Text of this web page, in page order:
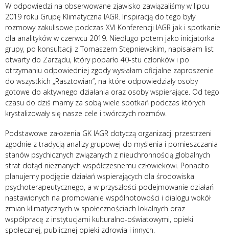
W odpowiedzi na obserwowane zjawisko zawiązaliśmy w lipcu
2019 roku Grupę Klimatyczna IAGR. Inspiracją do tego były
rozmowy zakulisowe podczas XVI Konferencji IAGR jak i spotkanie
dla analityków w czerwcu 2019. Niedługo potem jako inicjatorka
grupy, po konsultacji z Tomaszem Stępniewskim, napisałam list
otwarty do Zarządu, który poparło 40-stu członków i po
otrzymaniu odpowiedniej zgody wysłałam oficjalne zaproszenie
do wszystkich „Rasztowian”, na które odpowiedziały osoby
gotowe do aktywnego działania oraz osoby wspierające. Od tego
czasu do dziś mamy za sobą wiele spotkań podczas których
krystalizowały się nasze cele i twórczych rozmów.
Podstawowe założenia GK IAGR dotyczą organizacji przestrzeni
zgodnie z tradycją analizy grupowej do myślenia i pomieszczania
stanów psychicznych związanych z nieuchronnością globalnych
strat dotąd nieznanych współczesnemu człowiekowi. Ponadto
planujemy podjęcie działań wspierających dla środowiska
psychoterapeutycznego, a w przyszłości podejmowanie działań
nastawionych na promowanie wspólnotowości i dialogu wokół
zmian klimatycznych w społecznościach lokalnych oraz
współpracę z instytucjami kulturalno-oświatowymi, opieki
społecznej, publicznej opieki zdrowia i innych.